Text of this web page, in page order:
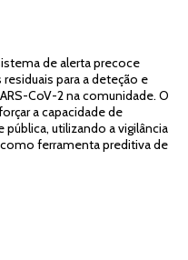
de alerta precoce
para a deteção e
CoV-2 na comunidade. O
a capacidade de
pública, utilizando a vigilância
como ferramenta preditiva de